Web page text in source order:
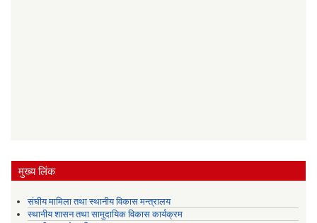
मुख्य लिंक
संघीय मामिला तथा स्थानीय विकास मन्त्रालय
स्थानीय शासन तथा सामुदायिक विकास कार्यक्रम